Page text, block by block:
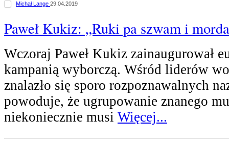
Michał Lange 29.04.2019
Paweł Kukiz: „Ruki pa szwam i
Wczoraj Paweł Kukiz zainaugurował
kampanią wyborczą. Wśród liderów
znalazło się sporo rozpoznawalnych
powoduje, że ugrupowanie znanego
niekoniecznie musi Więcej...